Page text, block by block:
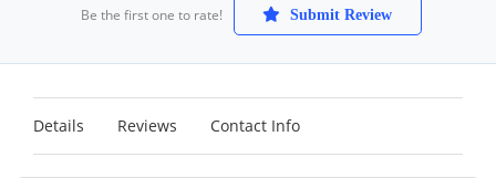
Be the first one to rate! Submit Review
Details Reviews Contact Info